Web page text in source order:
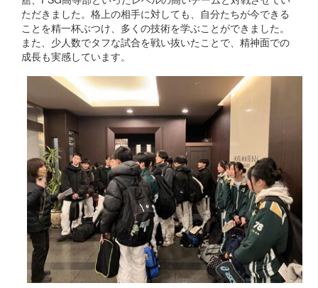
ただきました。格上の相手に対しても、自分たちが今できる
ことを精一杯ぶつけ、多くの技術を学ぶことができました。
また、少人数でタフな試合を戦い抜いたことで、精神面での
成長も実感しています。